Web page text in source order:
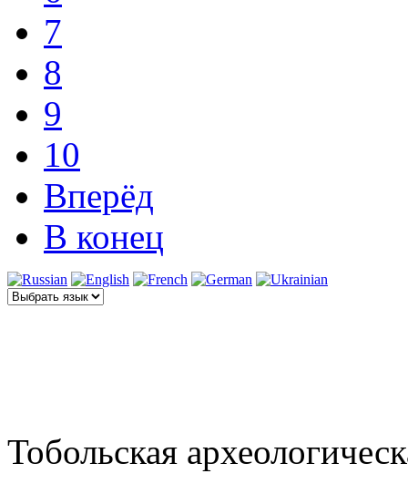
7
8
9
10
Вперёд
В конец
Тобольская